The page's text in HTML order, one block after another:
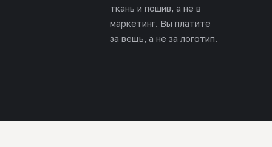
ткань и пошив, а не в
маркетинг. Вы платите
за вещь, а не за логотип.